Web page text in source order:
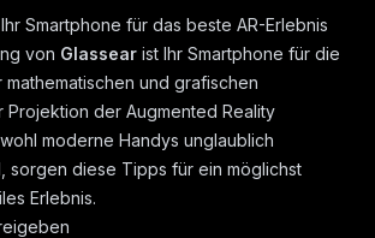
Smartphone für das beste AR-Erlebnis
von Glassear ist Ihr Smartphone für die
und grafischen
Projektion der Augmented Reality
moderne Handys unglaublich
sorgen diese Tipps für ein möglichst
Erlebnis.